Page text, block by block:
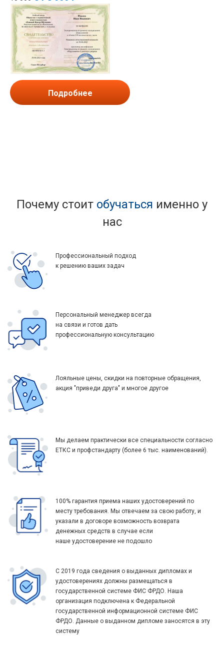
Подробнее
Почему стоит обучаться именно у
нас
Профессиональный подход
к решению ваших задач
Персональный менеджер всегда
на связи и готов дать
профессиональную консультацию
Лояльные цены, скидки на повторные обращения,
акция "приведи друга" и многое другое
Мы делаем практически все специальности согласно
ЕТКС и профстандарту (более 6 тыс. наименований).
100% гарантия приема наших удостоверений по
месту требования. Мы отвечаем за свою работу, и
указали в договоре возможность возврата
денежных средств в случае если
наше удостоверение не подошло
С 2019 года сведения о выданных дипломах и
удостоверениях должны размещаться в
государственной системе ФИС ФРДО. Наша
организация подключена к Федеральной
государственной информационной системе ФИС
ФРДО. Данные о выданном дипломе заносятся в эту
систему